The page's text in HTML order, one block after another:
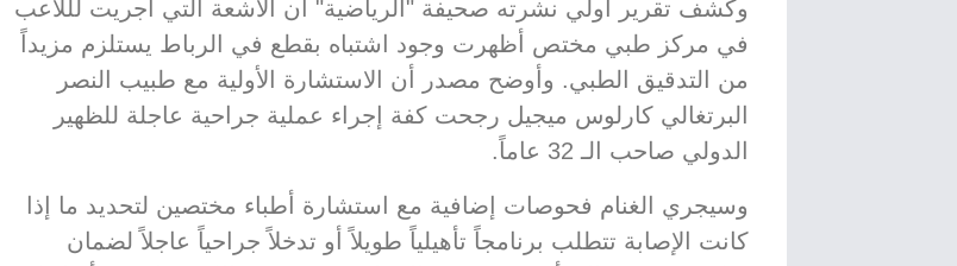
وكشف تقرير أولي نشرته صحيفة "الرياضية" أن الأشعة التي أجريت لللاعب
في مركز طبي مختص أظهرت وجود اشتباه بقطع في الرباط يستلزم مزيداً
من التدقيق الطبي. وأوضح مصدر أن الاستشارة الأولية مع طبيب النصر
البرتغالي كارلوس ميجيل رجحت كفة إجراء عملية جراحية عاجلة للظهير
الدولي صاحب الـ 32 عاماً.
وسيجري الغنام فحوصات إضافية مع استشارة أطباء مختصين لتحديد ما إذا
كانت الإصابة تتطلب برنامجاً تأهيلياً طويلاً أو تدخلاً جراحياً عاجلاً لضمان